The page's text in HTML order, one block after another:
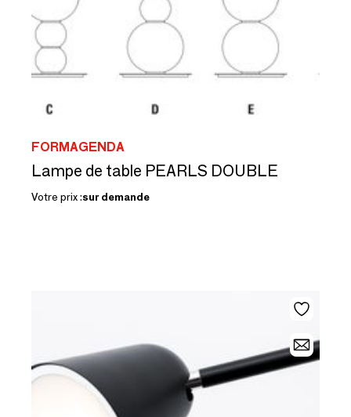
FORMAGENDA
Lampe de table PEARLS DOUBLE
Votre prix :sur demande